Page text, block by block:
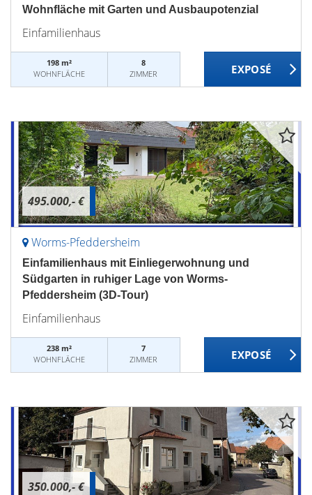
Wohnfläche mit Garten und Ausbaupotenzial
Einfamilienhaus
198 m²
WOHNFLÄCHE
8
ZIMMER
495.000,- €
Worms-Pfeddersheim
Einfamilienhaus mit Einliegerwohnung und
Südgarten in ruhiger Lage von Worms-
Pfeddersheim (3D-Tour)
Einfamilienhaus
238 m²
WOHNFLÄCHE
7
ZIMMER
350.000,- €